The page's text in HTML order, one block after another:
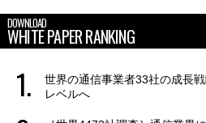
DOWNLOAD
WHITE PAPER RANKING
世界の通信事業者33社の成長
レベルへ